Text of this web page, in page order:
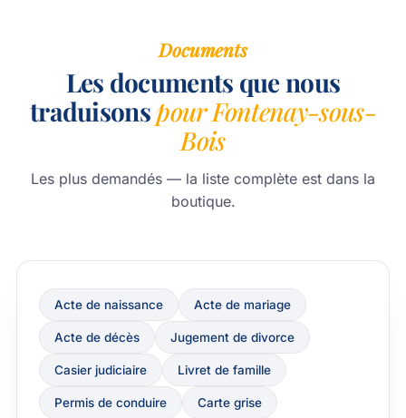
Documents
Les documents que nous
traduisonspour Fontenay-sous-
Bois
Les plus demandés — la liste complète est dans la
boutique.
Acte de naissance Acte de mariage
Acte de décès Jugement de divorce
Casier judiciaire Livret de famille
Permis de conduire Carte grise